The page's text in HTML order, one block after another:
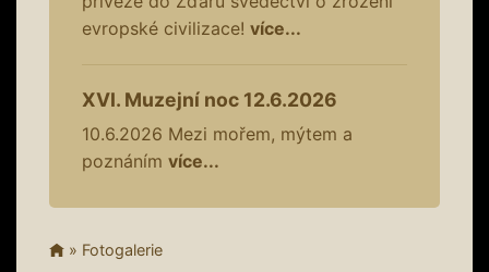
evropské civilizace! více...
XVI. Muzejní noc 12.6.2026
10.6.2026 Mezi mořem, mýtem a
poznáním více...
» Fotogalerie